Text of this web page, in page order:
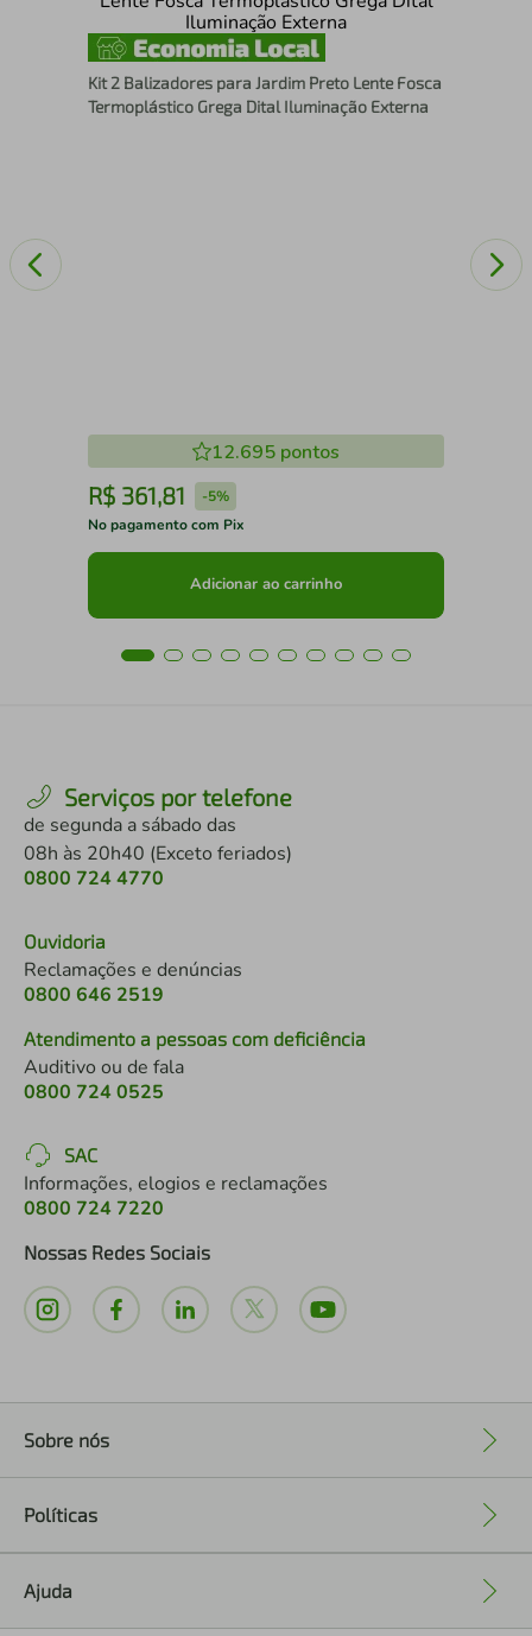
Kit 2 Balizadores para Jardim Preto Lente Fosca
Termoplástico Grega Dital Iluminação Externa
12.695 pontos
R$ 361,81 -5%
No pagamento com Pix
Adicionar ao carrinho
Serviços por telefone
de segunda a sábado das
08h às 20h40 (Exceto feriados)
0800 724 4770
Ouvidoria
Reclamações e denúncias
0800 646 2519
Atendimento a pessoas com deficiência
Auditivo ou de fala
0800 724 0525
SAC
Informações, elogios e reclamações
0800 724 7220
Nossas Redes Sociais
Sobre nós
Políticas
Ajuda